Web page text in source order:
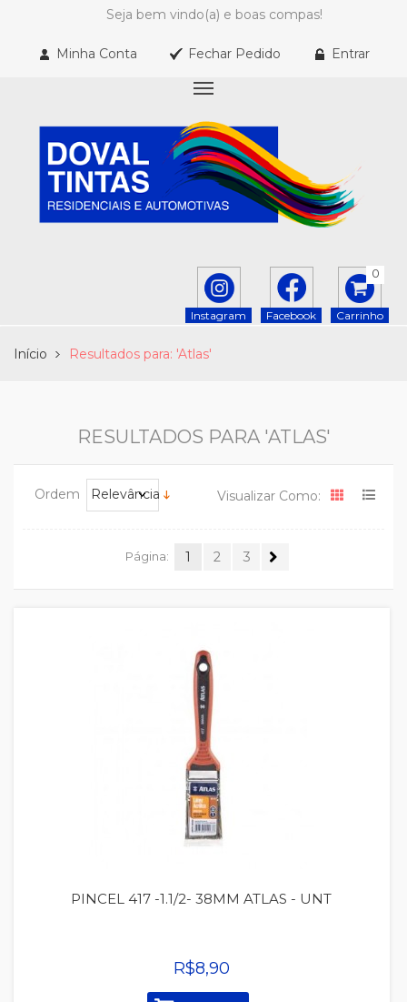
Seja bem vindo(a) e boas compas!
Minha Conta Fechar Pedido Entrar
Carrinho
0
Facebook
Instagram
Início Resultados para: 'Atlas'
RESULTADOS PARA 'ATLAS'
Ordem Relevância Visualizar Como:
Página: 1 2 3
Quickview
PINCEL 417 -1.1/2- 38MM ATLAS - UNT
R$8,90